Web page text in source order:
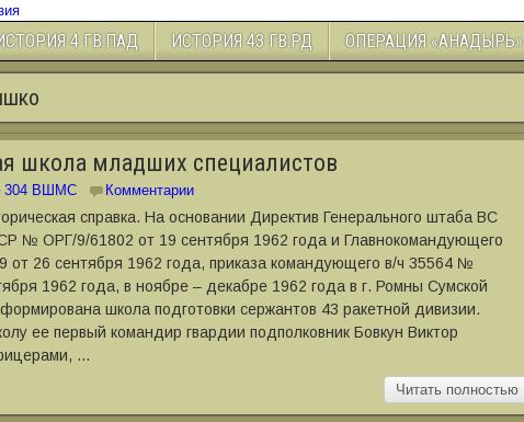
4 ГВ.ПАД ИСТОРИЯ 43 ГВ.РД ОПЕРАЦИЯ «АНАДЫРЬ»
школа младших специалистов
304 ВШМС Комментарии
справка. На основании Директив Генерального штаба ВС
№ ОРГ/9/61802 от 19 сентября 1962 года и Главнокомандующего
26 сентября 1962 года, приказа командующего в/ч 35564 №
1962 года, в ноябре – декабре 1962 года в г. Ромны Сумской
школа подготовки сержантов 43 ракетной дивизии.
ее первый командир гвардии подполковник Бовкун Виктор
…
Читать полностью